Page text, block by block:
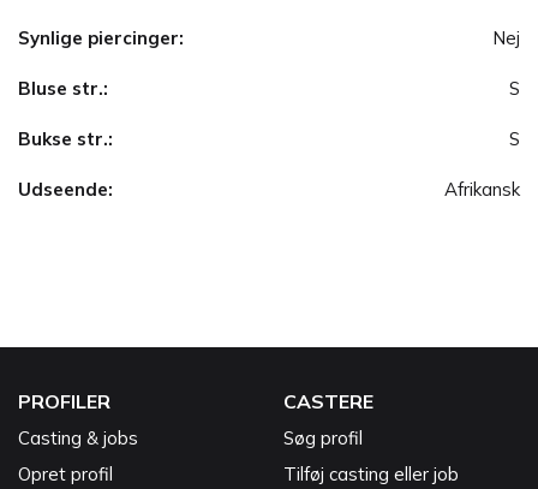
Synlige piercinger: Nej
Bluse str.: S
Bukse str.: S
Udseende: Afrikansk
PROFILER
Casting & jobs
Opret profil
CASTERE
Søg profil
Tilføj casting eller job